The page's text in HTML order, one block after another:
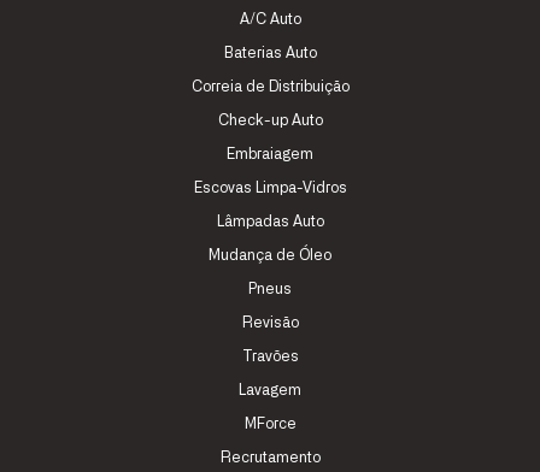
A/C Auto
Baterias Auto
Correia de Distribuição
Check-up Auto
Embraiagem
Escovas Limpa-Vidros
Lâmpadas Auto
Mudança de Óleo
Pneus
Revisão
Travões
Lavagem
MForce
Recrutamento